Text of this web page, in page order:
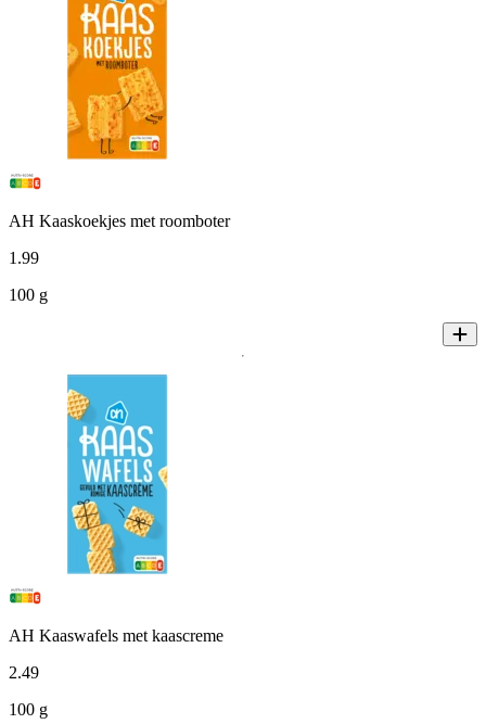
AH Kaaskoekjes met roomboter
1 .99
100 g
AH Kaaswafels met kaascreme
2.49
100 g